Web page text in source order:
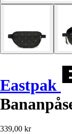
Eastpak
339,00 kr